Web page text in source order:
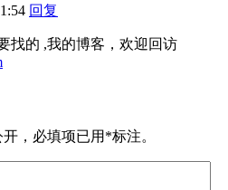
回复
找的 ,我的博客，欢迎回访
， 必填项已用 *标注。